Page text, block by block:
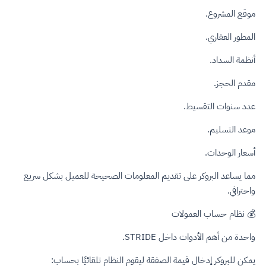
موقع المشروع.
المطور العقاري.
أنظمة السداد.
مقدم الحجز.
عدد سنوات التقسيط.
موعد التسليم.
أسعار الوحدات.
مما يساعد البروكر على تقديم المعلومات الصحيحة للعميل بشكل سريع
واحترافي.
💰 نظام حساب العمولات
واحدة من أهم الأدوات داخل STRIDE.
يمكن للبروكر إدخال قيمة الصفقة ليقوم النظام تلقائيًا بحساب: